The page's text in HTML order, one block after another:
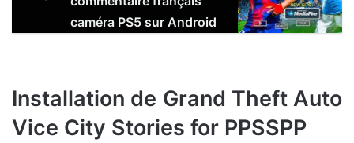
caméra PS5 sur Android
Installation de Grand Theft Auto
Vice City Stories for PPSSPP